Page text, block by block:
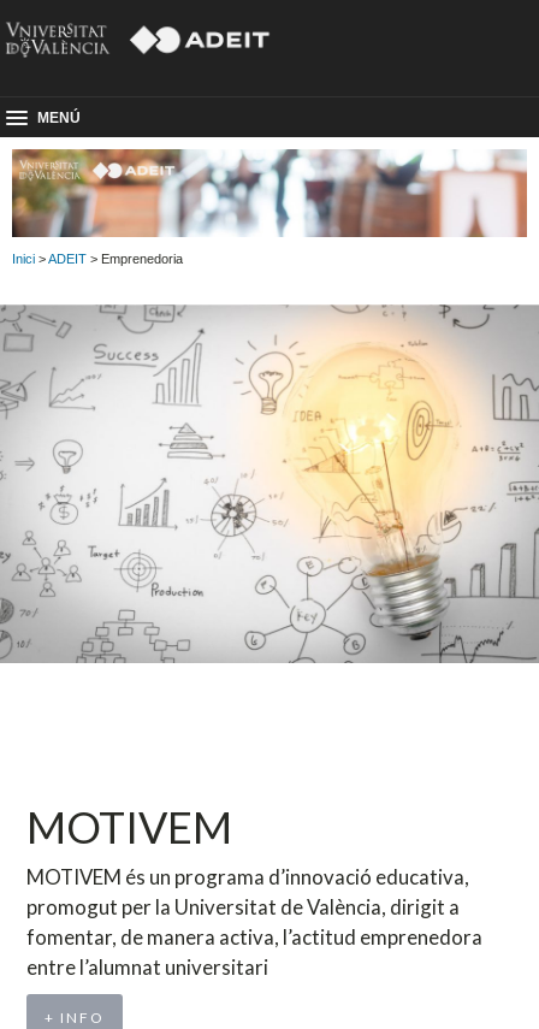
MENÚ
Inici >ADEIT > Emprenedoria
MOTIVEM
MOTIVEM és un programa d’innovació educativa,
promogut per la Universitat de València, dirigit a
fomentar, de manera activa, l’actitud emprenedora
entre l’alumnat universitari
+ INFO